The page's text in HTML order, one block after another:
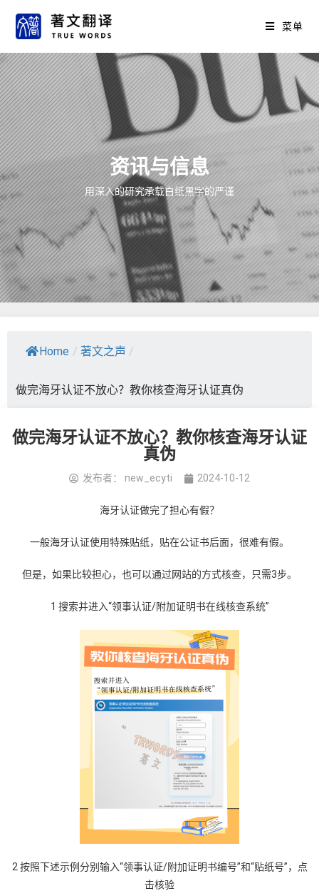
菜单
资讯与信息
用深入的研究承载白纸黑字的严谨
Home / 著文之声 /
做完海牙认证不放心？教你核查海牙认证真伪
做完海牙认证不放心？教你核查海牙认证
真伪
发布者： new_ecyti 2024-10-12
海牙认证做完了担心有假？
一般海牙认证使用特殊贴纸，贴在公证书后面，很难有假。
但是，如果比较担心，也可以通过网站的方式核查，只需3步。
1 搜索并进入“领事认证/附加证明书在线核查系统”
2 按照下述示例分别输入“领事认证/附加证明书编号”和“贴纸号”，点
击核验